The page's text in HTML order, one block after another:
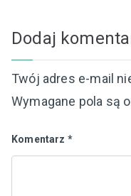
Dodaj
Twój adres e-mail
Wymagane pola są
Komentarz *